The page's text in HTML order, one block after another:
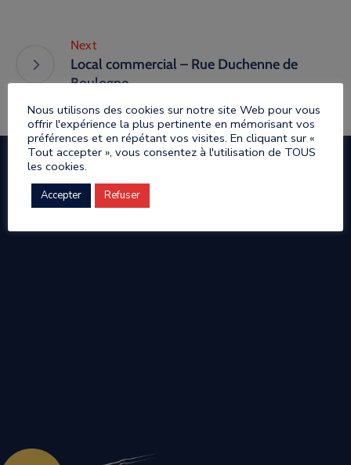
Next
Local commercial – Rue Duchenne de
Boulogne
Nous utilisons des cookies sur notre site Web pour vous
offrir l'expérience la plus pertinente en mémorisant vos
préférences et en répétant vos visites. En cliquant sur «
Tout accepter », vous consentez à l'utilisation de TOUS
les cookies.
Accepter Refuser